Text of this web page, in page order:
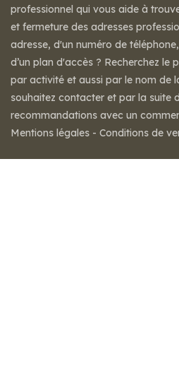
professionnel qui vous aide à
et fermeture des adresses
adresse, d'un numéro de
d’un plan d'accès ? Recherchez le
par activité et aussi par le nom de
souhaitez contacter et par la suite
recommandations avec un
Mentions légales - Conditions de